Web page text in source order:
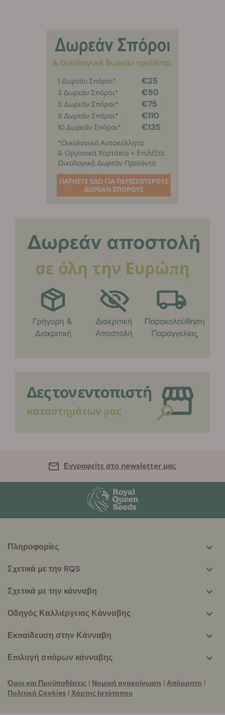
Εγγραφείτε στο newsletter μας
More
info
Πληροφορίες
Σχετικά με την RQS
Σχετικά με την κάνναβη
Οδηγός Καλλιέργειας Κάνναβης
Εκπαίδευση στην Κάνναβη
Επιλογή σπόρων κάνναβης
Όροι και Προϋποθέσεις | Νομική ανακοίνωση | Απόρρητο |
Πολιτική Cookies | Χάρτης Ιστότοπου